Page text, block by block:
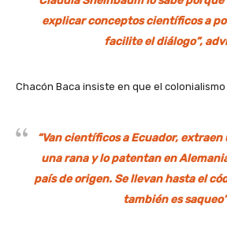
explicar conceptos científicos a
facilite el diálogo”,
Chacón Baca insiste en que el
“Van científicos a Ecuador,
una rana y lo patentan en
país de origen. Se llevan hasta el
también es